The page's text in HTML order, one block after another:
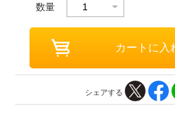
数量
シェアする